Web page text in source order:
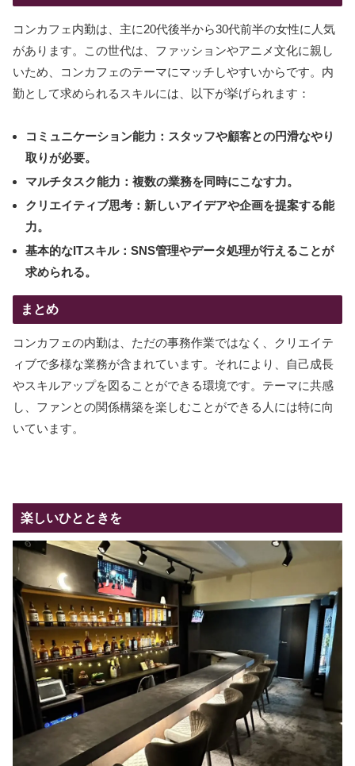
コンカフェ内勤は、主に20代後半から30代前半の女性に人気
があります。この世代は、ファッションやアニメ文化に親し
いため、コンカフェのテーマにマッチしやすいからです。内
勤として求められるスキルには、以下が挙げられます：
コミュニケーション能力：スタッフや顧客との円滑なやり
取りが必要。
マルチタスク能力：複数の業務を同時にこなす力。
クリエイティブ思考：新しいアイデアや企画を提案する能
力。
基本的なITスキル：SNS管理やデータ処理が行えることが
求められる。
まとめ
コンカフェの内勤は、ただの事務作業ではなく、クリエイテ
ィブで多様な業務が含まれています。それにより、自己成長
やスキルアップを図ることができる環境です。テーマに共感
し、ファンとの関係構築を楽しむことができる人には特に向
いています。
楽しいひとときを